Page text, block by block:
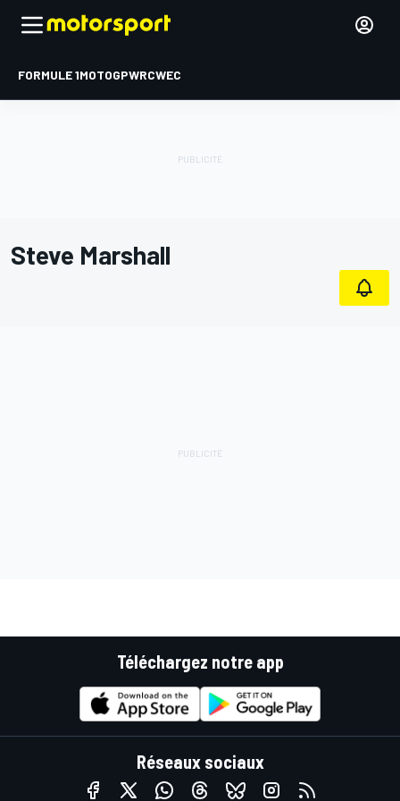
FORMULE 1MOTOGPWRCWEC
Steve Marshall
Téléchargez notre app
Réseaux sociaux